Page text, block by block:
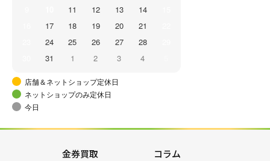
11 12 13 14
17 18 19 20 21
24 25 26 27 28
31 1 2 3 4
店舗＆ネットショップ定休日
ネットショップのみ定休日
今日
金券買取
コラム